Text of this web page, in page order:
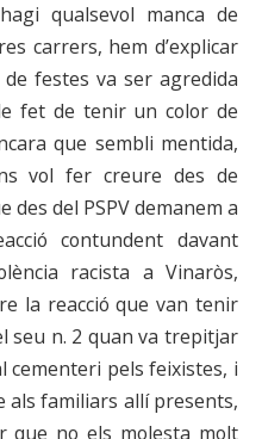
qualsevol manca de
carrers, hem d’explicar
festes va ser agredida
fet de tenir un color de
que sembli mentida,
vol fer creure des de
des del PSPV demanem a
contundent davant
racista a Vinaròs,
la reacció que van tenir
seu n. 2 quan va trepitjar
cementeri pels feixistes, i
als familiars allí presents,
que no els molesta molt